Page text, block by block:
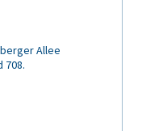
Allee
708.